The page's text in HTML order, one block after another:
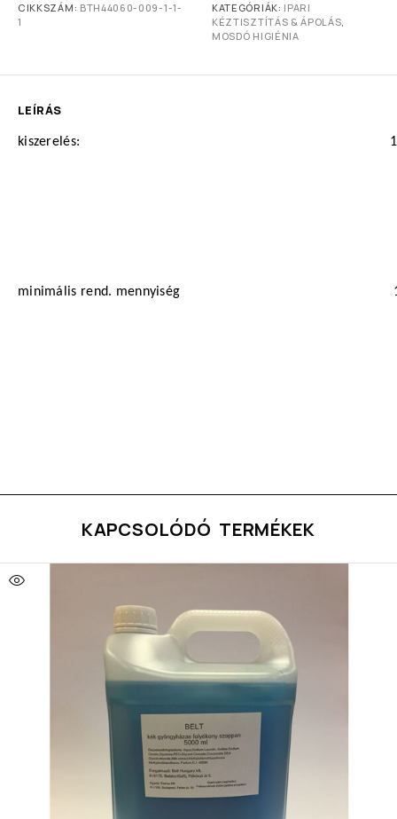
CIKKSZÁM: BTH44060-009-1-1-
1
KATEGÓRIÁK: IPARI
KÉZTISZTÍTÁS & ÁPOLÁS,
MOSDÓ HIGIÉNIA
LEÍRÁS
kiszerelés:
minimális rend. mennyiség
KAPCSOLÓDÓ TERMÉKEK